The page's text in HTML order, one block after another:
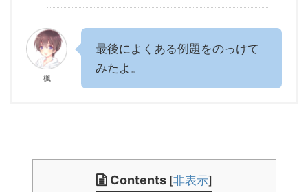
楓
最後によくある例題をのっけて
みたよ。
Contents [非表示]